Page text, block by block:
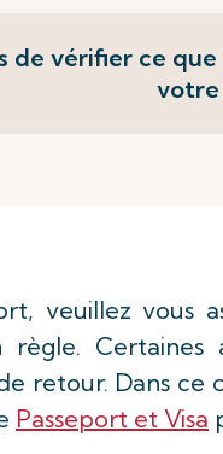
de vérifier ce
votre
veuillez vous
règle.
retour. Dans
Passeport et Visa